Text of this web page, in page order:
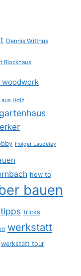
Dennis Witthus
Blockhaus
woodwork
aus Holz
gartenhaus
Holger Laudeley
how to
bauen
tipps tricks
werkstatt
werkstatt tour